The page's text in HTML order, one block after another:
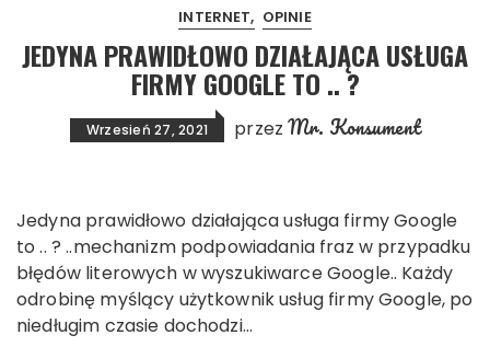
INTERNET OPINIE
JEDYNA PRAWIDŁOWO DZIAŁAJĄCA USŁUGA
FIRMY GOOGLE TO .. ?
Wrzesień 27, 2021 przezMr. Konsument
Jedyna prawidłowo działająca usługa firmy Google
to .. ? ..mechanizm podpowiadania fraz w przypadku
błędów literowych w wyszukiwarce Google.. Każdy
odrobinę myślący użytkownik usług firmy Google, po
niedługim czasie dochodzi…